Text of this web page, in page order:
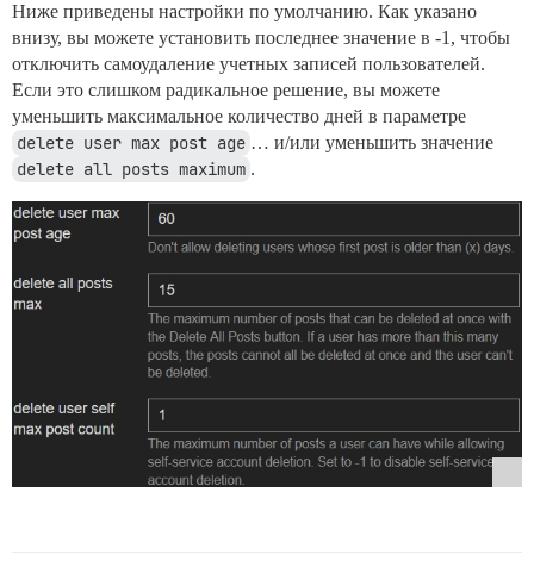
Ниже приведены настройки по умолчанию. Как указано
внизу, вы можете установить последнее значение в -1, чтобы
отключить самоудаление учетных записей пользователей.
Если это слишком радикальное решение, вы можете
уменьшить максимальное количество дней в параметре
delete user max post age … и/или уменьшить значение
delete all posts maximum .